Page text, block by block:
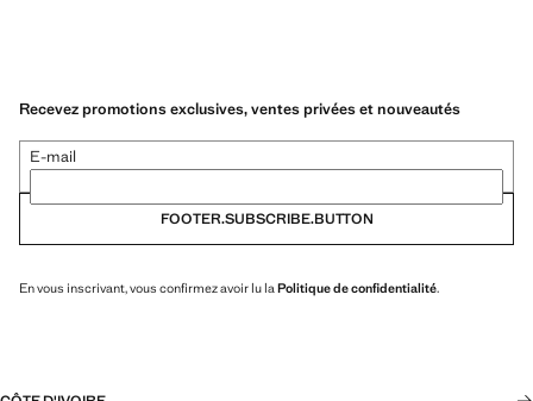
Recevez promotions exclusives, ventes privées et nouveautés
E-mail
FOOTER.SUBSCRIBE.BUTTON
En vous inscrivant, vous confirmez avoir lu la Politique de confidentialité.